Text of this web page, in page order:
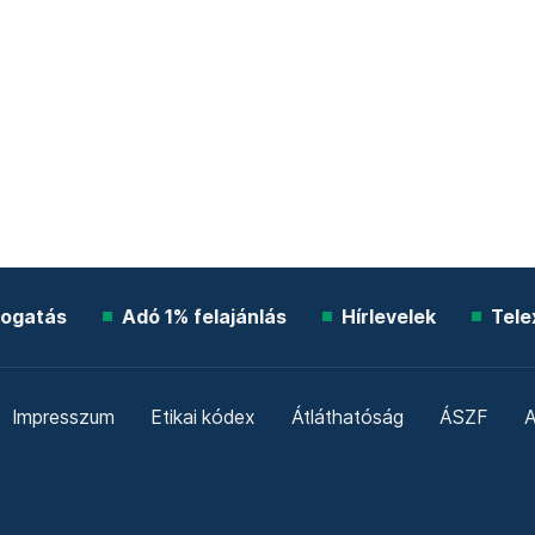
Adó 1% felajánlás Hírlevelek
Impresszum Etikai kódex Átláthatóság ÁSZF